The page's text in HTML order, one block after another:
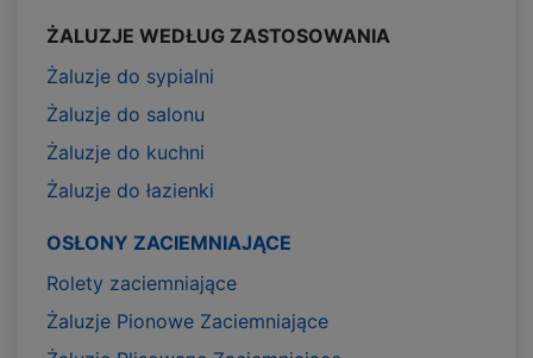
ŻALUZJE WEDŁUG ZASTOSOWANIA
Żaluzje do sypialni
Żaluzje do salonu
Żaluzje do kuchni
Żaluzje do łazienki
OSŁONY ZACIEMNIAJĄCE
Rolety zaciemniające
Żaluzje Pionowe Zaciemniające